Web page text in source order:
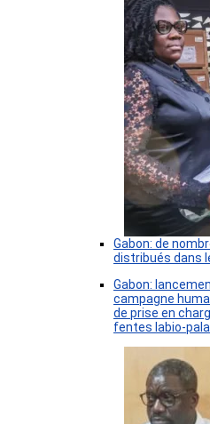
Gabon: de
distribués dans
Gabon:
campagne
de prise en
fentes labio-